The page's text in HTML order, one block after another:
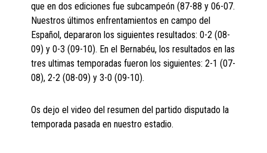
que en dos ediciones fue subcampeón (87-88 y 06-07.
Nuestros últimos enfrentamientos en campo del
Español, depararon los siguientes resultados: 0-2 (08-
09) y 0-3 (09-10). En el Bernabéu, los resultados en las
tres ultimas temporadas fueron los siguientes: 2-1 (07-
08), 2-2 (08-09) y 3-0 (09-10).
Os dejo el video del resumen del partido disputado la
temporada pasada en nuestro estadio.